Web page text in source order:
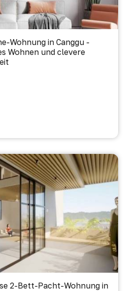
Wohnung in Canggu -
Wohnen und clevere
2-Bett-Pacht-Wohnung in